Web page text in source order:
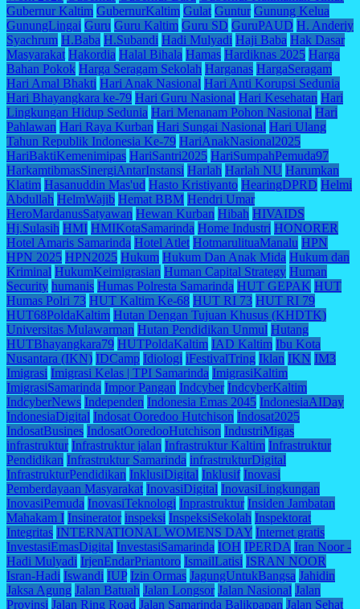
Gubernur Kaltim GubernurKaltim Gulat Guntur Gunung Kelua
GunungLingai Guru Guru Kaltim Guru SD GuruPAUD H. Anderiy
Syachrum H.Baba H.Subandi Hadi Mulyadi Haji Baba Hak Dasar
Masyarakat Hakordia Halal Bihala Hamas Hardiknas 2025 Harga
Bahan Pokok Harga Seragam Sekolah Harganas HargaSeragam
Hari Amal Bhakti Hari Anak Nasional Hari Anti Korupsi Sedunia
Hari Bhayangkara ke-79 Hari Guru Nasional Hari Kesehatan Hari
Lingkungan Hidup Sedunia Hari Menanam Pohon Nasional Hari
Pahlawan Hari Raya Kurban Hari Sungai Nasional Hari Ulang
Tahun Republik Indonesia Ke-79 HariAnakNasional2025
HariBaktiKemenimipas HariSantri2025 HariSumpahPemuda97
HarkamtibmasSinergiAntarInstansi Harlah Harlah NU Harumkan
Klatim Hasanuddin Mas'ud Hasto Kristiyanto HearingDPRD Helmi
Abdullah HelmWajib Hemat BBM Hendri Umar
HeroMardanusSatyawan Hewan Kurban Hibah HIVAIDS
Hj.Sulasih HMI HMIKotaSamarinda Home Industri HONORER
Hotel Amaris Samarinda Hotel Atlet HotmarulituaManalu HPN
HPN 2025 HPN2025 Hukum Hukum Dan Anak Mida Hukum dan
Kriminal HukumKeimigrasian Human Capital Strategy Human
Security humanis Humas Polresta Samarinda HUT GEPAK HUT
Humas Polri 73 HUT Kaltim Ke-68 HUT RI 73 HUT RI 79
HUT68PoldaKaltim Hutan Dengan Tujuan Khusus (KHDTK)
Universitas Mulawarman Hutan Pendidikan Unmul Hutang
HUTBhayangkara79 HUTPoldaKaltim IAD Kaltim Ibu Kota
Nusantara (IKN) IDCamp Idiologi iFestivalTring Iklan IKN IM3
Imigrasi Imigrasi Kelas | TPI Samarinda ImigrasiKaltim
ImigrasiSamarinda Impor Pangan Indcyber IndcyberKaltim
IndcyberNews Independen Indonesia Emas 2045 IndonesiaAIDay
IndonesiaDigital Indosat Ooredoo Hutchison Indosat2025
IndosatBusines IndosatOoredooHutchison IndustriMigas
infrastruktur Infrastruktur jalan Infrastruktur Kaltim Infrastruktur
Pendidikan Infrastruktur Samarinda infrastrukturDigital
InfrastrukturPendidikan InklusiDigital Inklusif Inovasi
Pemberdayaan Masyarakat InovasiDigital InovasiLingkungan
InovasiPemuda InovasiTeknologi Inprastruktur Insiden Jambatan
Mahakam I Insinerator inspeksi InspeksiSekolah Inspektorat
Integritas INTERNATIONAL WOMENS DAY Internet gratis
InvestasiEmasDigital InvestasiSamarinda IOH IPERDA Iran Noor -
Hadi Mulyadi IrjenEndarPriantoro IsmailLatisi ISRAN NOOR
Isran-Hadi Iswandi IUP Izin Ormas JagungUntukBangsa Jahidin
Jaksa Agung Jalan Batuah Jalan Longsor Jalan Nasional Jalan
Provinsi Jalan Ring Road Jalan Samarinda Balikpapan Jalan Sehat